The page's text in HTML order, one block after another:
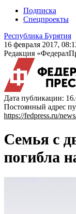
Подписка
Спецпроекты
Республика Бурятия
16 февраля 2017,
Редакция
Дата публикации:
Постоянный адрес
https://fedpress.ru/
Семья с
погибла